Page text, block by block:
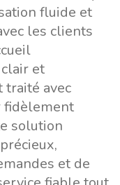
fluide et
les clients
et
traité avec
fidèlement
solution
et de